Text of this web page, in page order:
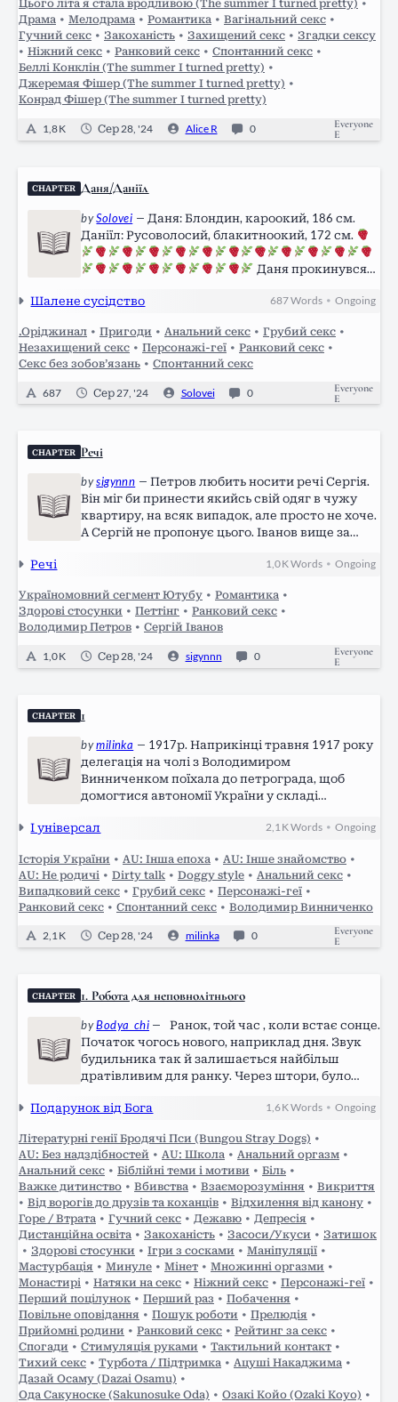
Цього літа я стала вродливою (The summer I turned pretty) •
Драма • Мелодрама • Романтика • Вагінальний секс •
Гучний секс • Закоханість • Захищений секс • Згадки сексу
• Ніжний секс • Ранковий секс • Спонтанний секс •
Беллі Конклін (The summer I turned pretty) •
Джеремая Фішер (The summer I turned pretty) •
Конрад Фішер (The summer I turned pretty)
1,8 K Сер 28, '24 Alice R 0
Everyone
E
CHAPTER Даня/Даніїл
bySolovei — Даня: Блондин, кароокий, 186 см.
Даніїл: Русоволосий, блакитноокий, 172 см.
Даня прокинувся
-8-ма ранку. - Хриплим голосом сказав
Шалене сусідство 687Words •Ongoing
.Оріджинал • Пригоди • Анальний секс • Грубий секс •
Незахищений секс • Персонажі-геї • Ранковий секс •
Секс без зобов’язань • Спонтанний секс
687 Сер 27, '24 Solovei 0
Everyone
E
CHAPTER Речі
bysigynnn — Петров любить носити речі Сергія.
Він міг би принести якийсь свій одяг в чужу
квартиру, на всяк випадок, але просто не хоче.
А Сергій не пропонує цього. Іванов вище за
і тому щоразу коли він дає гостю щось із свого
Речі 1,0 KWords •Ongoing
Україномовний сегмент Ютубу • Романтика •
Здорові стосунки • Петтінг • Ранковий секс •
Володимир Петров • Сергій Іванов
1,0 K Сер 28, '24 sigynnn 0
Everyone
E
CHAPTER 1
bymilinka — 1917р. Наприкінці травня 1917 року
делегація на чолі з Володимиром
Винниченком поїхала до петрограда, щоб
домогтися автономії України у складі
у готелі, українські представники так і не були
І універсал 2,1 KWords •Ongoing
Історія України • AU: Інша епоха • AU: Інше знайомство •
AU: Не родичі • Dirty talk • Doggy style • Анальний секс •
Випадковий секс • Грубий секс • Персонажі-геї •
Ранковий секс • Спонтанний секс • Володимир Винниченко
2,1 K Сер 28, '24 milinka 0
Everyone
E
CHAPTER 1. Робота для неповнолітнього
byBodya_chi —
Ранок, той час , коли встає сонце.
Початок чогось нового, наприклад дня. Звук
будильника так й залишається найбільш
дратівливим для ранку. Через штори, було
пробратися через штори й познущатися й так
Подарунок від Бога 1,6 KWords •Ongoing
Літературні генії Бродячі Пси (Bungou Stray Dogs) •
AU: Без надздібностей • AU: Школа • Анальний оргазм •
Анальний секс • Біблійні теми і мотиви • Біль •
Важке дитинство • Вбивства • Взаєморозуміння • Викриття
• Від ворогів до друзів та коханців • Відхилення від канону •
Горе / Втрата • Гучний секс • Дежавю • Депресія •
Дистанційна освіта • Закоханість • Засоси/Укуси • Затишок
• Здорові стосунки • Ігри з сосками • Маніпуляції •
Мастурбація • Минуле • Мінет • Множинні оргазми •
Монастирі • Натяки на секс • Ніжний секс • Персонажі-геї •
Перший поцілунок • Перший раз • Побачення •
Повільне оповідання • Пошук роботи • Прелюдія •
Прийомні родини • Ранковий секс • Рейтинг за секс •
Спогади • Стимуляція руками • Тактильний контакт •
Тихий секс • Турбота / Підтримка • Ацуші Накаджима •
Дазай Осаму (Dazai Osamu) •
Ода Сакуноске (Sakunosuke Oda) • Озакі Койо (Ozaki Koyo) •